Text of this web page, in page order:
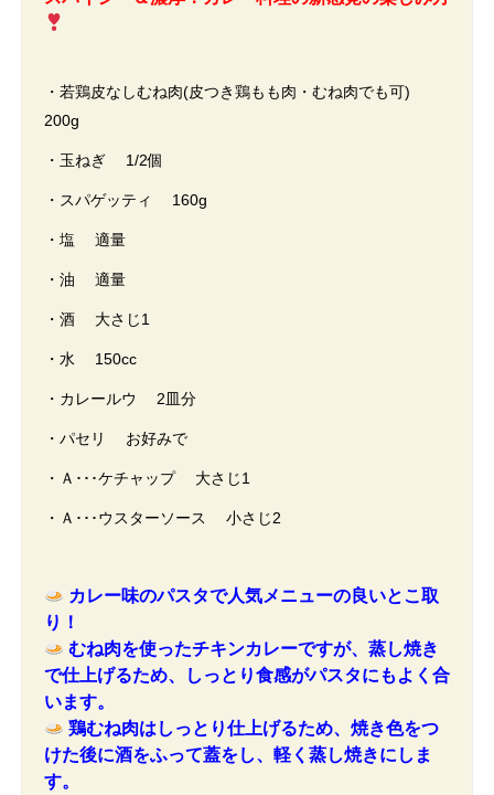
・若鶏皮なしむね肉(皮つき鶏もも肉・むね肉でも可)
200g
・玉ねぎ 1/2個
・スパゲッティ 160g
・塩 適量
・油 適量
・酒 大さじ1
・水 150cc
・カレールウ 2皿分
・パセリ お好みで
・Ａ･･･ケチャップ 大さじ1
・Ａ･･･ウスターソース 小さじ2
カレー味のパスタで人気メニューの良いとこ取
り！
むね肉を使ったチキンカレーですが、蒸し焼き
で仕上げるため、しっとり食感がパスタにもよく合
います。
鶏むね肉はしっとり仕上げるため、焼き色をつ
けた後に酒をふって蓋をし、軽く蒸し焼きにしま
す。